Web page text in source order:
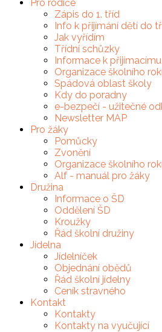
Pro rodiče
Zápis do 1. tříd
Info k přijímání dětí do
Jak vyřídím
Třídní schůzky
Informace k přijímacímu
Organizace školního
Spádová oblast školy
Kdy do poradny
e-bezpečí - užitečné
Newsletter MAP
Pro žáky
Pomůcky
Zvonění
Organizace školního
Alf - manuál pro žáky
Družina
Informace o ŠD
Oddělení ŠD
Kroužky
Řád školní družiny
Jídelna
Jídelníček
Objednání obědů
Řád školní jídelny
Ceník stravného
Kontakt
Kontakty
Kontakty na vyučující